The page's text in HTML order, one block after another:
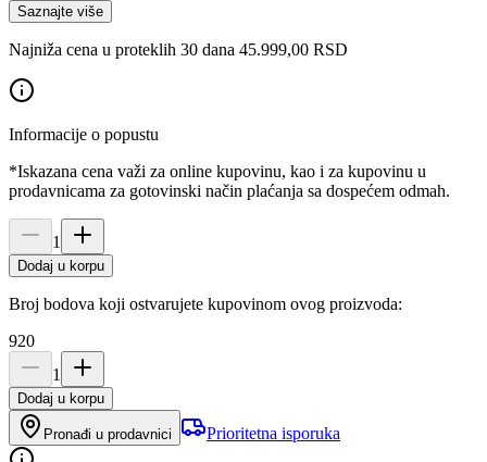
Saznajte više
Najniža cena u proteklih 30 dana 45.999,00 RSD
Informacije o popustu
*Iskazana cena važi za online kupovinu, kao i za kupovinu u
prodavnicama za gotovinski način plaćanja sa dospećem odmah.
1
Dodaj u korpu
Broj bodova koji ostvarujete kupovinom ovog proizvoda:
920
1
Dodaj u korpu
Pronađi u prodavnici Prioritetna isporuka